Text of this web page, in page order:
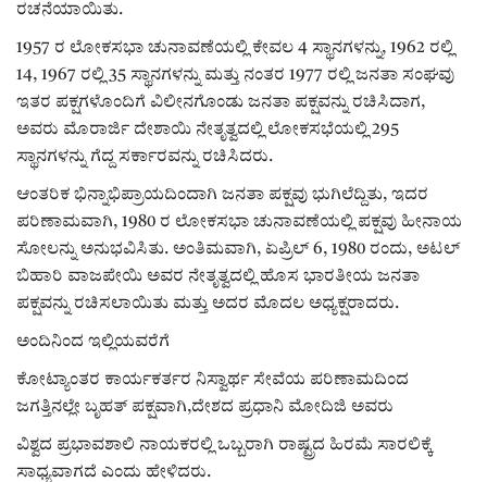
ರಚನೆಯಾಯಿತು.
1957 ರ ಲೋಕಸಭಾ ಚುನಾವಣೆಯಲ್ಲಿ ಕೇವಲ 4 ಸ್ಥಾನಗಳನ್ನು, 1962 ರಲ್ಲಿ
14, 1967 ರಲ್ಲಿ 35 ಸ್ಥಾನಗಳನ್ನು ಮತ್ತು ನಂತರ 1977 ರಲ್ಲಿ ಜನತಾ ಸಂಘವು
ಇತರ ಪಕ್ಷಗಳೊಂದಿಗೆ ವಿಲೀನಗೊಂಡು ಜನತಾ ಪಕ್ಷವನ್ನು ರಚಿಸಿದಾಗ,
ಅವರು ಮೊರಾರ್ಜಿ ದೇಶಾಯಿ ನೇತೃತ್ವದಲ್ಲಿ ಲೋಕಸಭೆಯಲ್ಲಿ 295
ಸ್ಥಾನಗಳನ್ನು ಗೆದ್ದ ಸರ್ಕಾರವನ್ನು ರಚಿಸಿದರು.
ಆಂತರಿಕ ಭಿನ್ನಾಭಿಪ್ರಾಯದಿಂದಾಗಿ ಜನತಾ ಪಕ್ಷವು ಭುಗಿಲೆದ್ದಿತು, ಇದರ
ಪರಿಣಾಮವಾಗಿ, 1980 ರ ಲೋಕಸಭಾ ಚುನಾವಣೆಯಲ್ಲಿ ಪಕ್ಷವು ಹೀನಾಯ
ಸೋಲನ್ನು ಅನುಭವಿಸಿತು. ಅಂತಿಮವಾಗಿ, ಏಪ್ರಿಲ್ 6, 1980 ರಂದು, ಅಟಲ್
ಬಿಹಾರಿ ವಾಜಪೇಯಿ ಅವರ ನೇತೃತ್ವದಲ್ಲಿ ಹೊಸ ಭಾರತೀಯ ಜನತಾ
ಪಕ್ಷವನ್ನು ರಚಿಸಲಾಯಿತು ಮತ್ತು ಅದರ ಮೊದಲ ಅಧ್ಯಕ್ಷರಾದರು.
ಅಂದಿನಿಂದ ಇಲ್ಲಿಯವರೆಗೆ
ಕೋಟ್ಯಾಂತರ ಕಾರ್ಯಕರ್ತರ ನಿಸ್ವಾರ್ಥ ಸೇವೆಯ ಪರಿಣಾಮದಿಂದ
ಜಗತ್ತಿನಲ್ಲೇ ಬೃಹತ್ ಪಕ್ಷವಾಗಿ,ದೇಶದ ಪ್ರಧಾನಿ ಮೋದಿಜಿ ಅವರು
ವಿಶ್ವದ ಪ್ರಭಾವಶಾಲಿ ನಾಯಕರಲ್ಲಿ ಒಬ್ಬರಾಗಿ ರಾಷ್ಟ್ರದ ಹಿರಮೆ ಸಾರಲಿಕ್ಕೆ
ಸಾಧ್ಯವಾಗದೆ ಎಂದು ಹೇಳಿದರು.